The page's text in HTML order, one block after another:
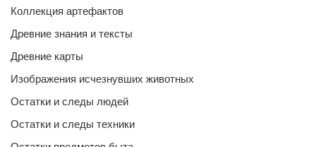
Коллекция артефактов
Древние знания и тексты
Древние карты
Изображения исчезнувших животных
Остатки и следы людей
Остатки и следы техники